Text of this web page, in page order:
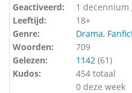
Geactiveerd:
1 decennium
Leeftijd:
18+
Genre:
Drama,
Woorden:
709
Gelezen:
1142 (61)
Kudos:
454 totaal
0 deze week